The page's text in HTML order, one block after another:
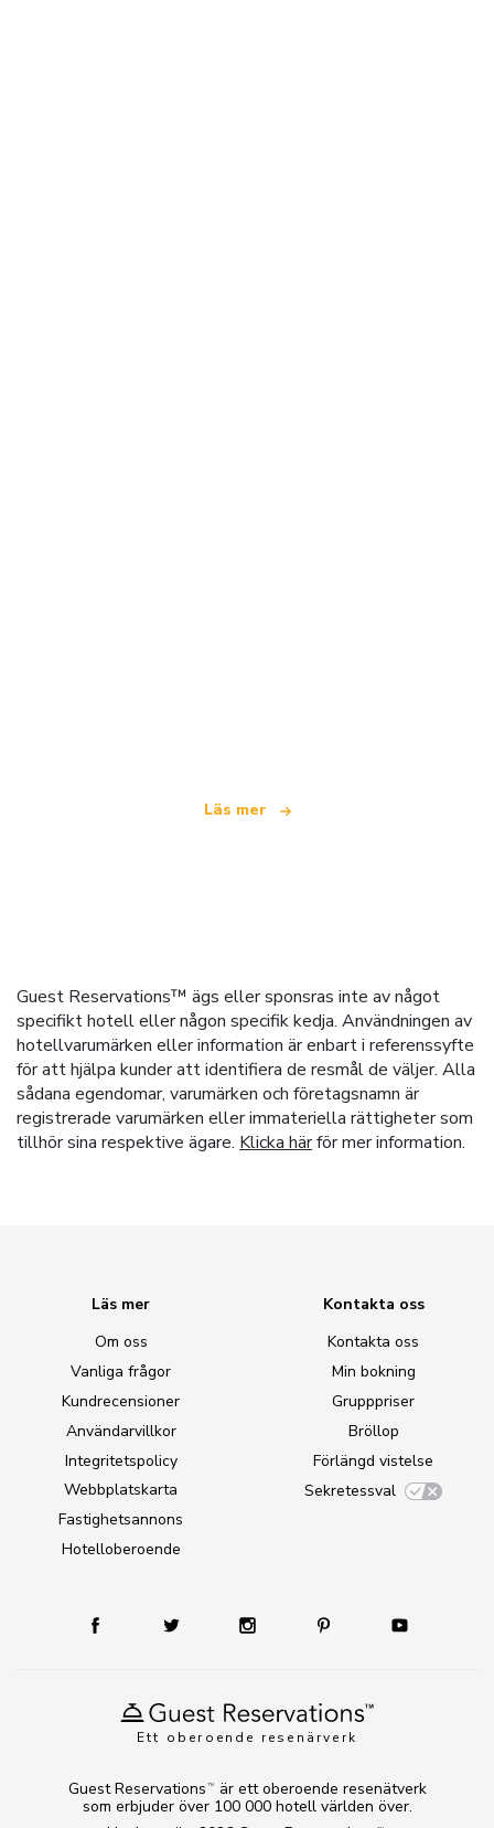
Läs mer
Guest Reservations™ ägs eller sponsras inte av något
specifikt hotell eller någon specifik kedja. Användningen av
hotellvarumärken eller information är enbart i referenssyfte
för att hjälpa kunder att identifiera de resmål de väljer. Alla
sådana egendomar, varumärken och företagsnamn är
registrerade varumärken eller immateriella rättigheter som
tillhör sina respektive ägare. Klicka härför mer information.
Ett oberoende resenärverk
Läs mer
Om oss
Vanliga frågor
Kundrecensioner
Användarvillkor
Integritetspolicy
Webbplatskarta
Fastighetsannons
Hotelloberoende
Kontakta oss
Kontakta oss
Min bokning
Grupppriser
Bröllop
Förlängd vistelse
Sekretessval
Guest Reservations TM
är ett oberoende resenätverk
som erbjuder över 100 000 hotell världen över.